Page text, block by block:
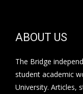
ABOUT US
The Bridge
student academic
University. Articles,